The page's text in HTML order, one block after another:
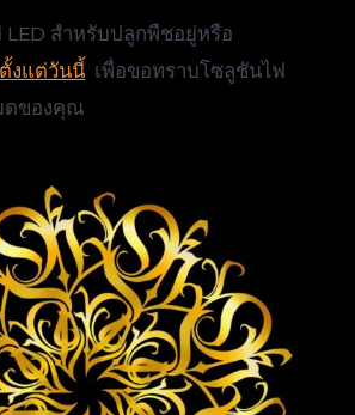
สำหรับปลูกพืชอยู่หรือ
งแต่วันนี้ เพื่อขอทราบโซลูชันไฟ
ดของคุณ